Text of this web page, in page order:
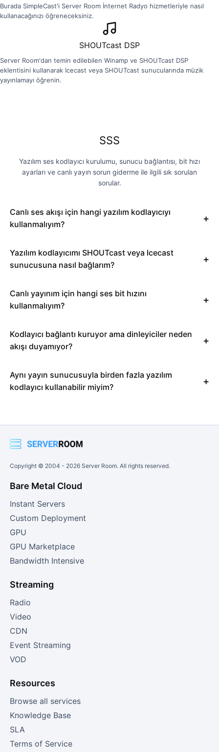
Burada SimpleCast'i Server Room İnternet Radyo hizmetleriyle nasıl
kullanacağınızı öğreneceksiniz.
SHOUTcast DSP
Server Room'dan temin edilebilen Winamp ve SHOUTcast DSP
eklentisini kullanarak Icecast veya SHOUTcast sunucularında müzik
yayınlamayı öğrenin.
SSS
Yazılım ses kodlayıcı kurulumu, sunucu bağlantısı, bit hızı
ayarları ve canlı yayın sorun giderme ile ilgili sık sorulan
sorular.
Canlı ses akışı için hangi yazılım kodlayıcıyı
kullanmalıyım?
Yazılım kodlayıcımı SHOUTcast veya Icecast
sunucusuna nasıl bağlarım?
Canlı yayınım için hangi ses bit hızını
kullanmalıyım?
Kodlayıcı bağlantı kuruyor ama dinleyiciler neden
akışı duyamıyor?
Aynı yayın sunucusuyla birden fazla yazılım
kodlayıcı kullanabilir miyim?
Copyright © 2004 - 2026 Server Room. All rights reserved.
Bare Metal Cloud
Instant Servers
Custom Deployment
GPU
GPU Marketplace
Bandwidth Intensive
Streaming
Radio
Video
CDN
Event Streaming
VOD
Resources
Browse all services
Knowledge Base
SLA
Terms of Service